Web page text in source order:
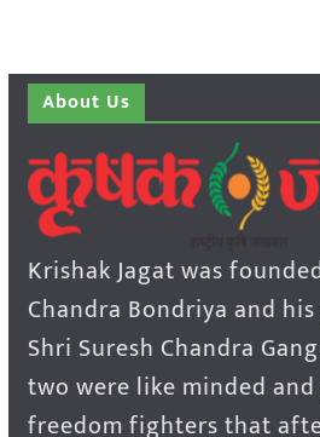
About Us
Krishak Jagat was
Chandra Bondriya and
Shri Suresh Chandra
two were like minded
freedom fighters that